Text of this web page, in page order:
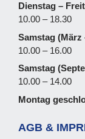
Dienstag –
10.00 – 18.30
Samstag (März
10.00 – 16.00
Samstag
10.00 – 14.00
Montag
AGB &